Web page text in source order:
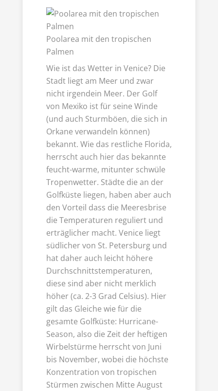
Poolarea mit den tropischen
Palmen
Wie ist das Wetter in Venice? Die
Stadt liegt am Meer und zwar
nicht irgendein Meer. Der Golf
von Mexiko ist für seine Winde
(und auch Sturmböen, die sich in
Orkane verwandeln können)
bekannt. Wie das restliche Florida,
herrscht auch hier das bekannte
feucht-warme, mitunter schwüle
Tropenwetter. Städte die an der
Golfküste liegen, haben aber auch
den Vorteil dass die Meeresbrise
die Temperaturen reguliert und
erträglicher macht. Venice liegt
südlicher von St. Petersburg und
hat daher auch leicht höhere
Durchschnittstemperaturen,
diese sind aber nicht merklich
höher (ca. 2-3 Grad Celsius). Hier
gilt das Gleiche wie für die
gesamte Golfküste: Hurricane-
Season, also die Zeit der heftigen
Wirbelstürme herrscht von Juni
bis November, wobei die höchste
Konzentration von tropischen
Stürmen zwischen Mitte August